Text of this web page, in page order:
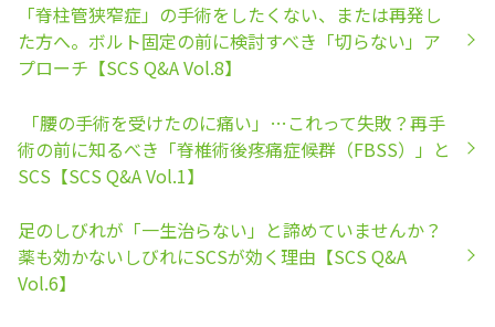
「脊柱管狭窄症」の手術をしたくない、または再発し
た方へ。ボルト固定の前に検討すべき「切らない」ア
プローチ【SCS Q&A Vol.8】
「腰の手術を受けたのに痛い」…これって失敗？再手
術の前に知るべき「脊椎術後疼痛症候群（FBSS）」と
SCS【SCS Q&A Vol.1】
足のしびれが「一生治らない」と諦めていませんか？
薬も効かないしびれにSCSが効く理由【SCS Q&A
Vol.6】